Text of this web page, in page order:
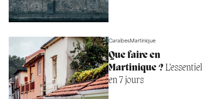
CaraïbesMartinique
Que faire en
Martinique ?L’essentiel
en 7 jours